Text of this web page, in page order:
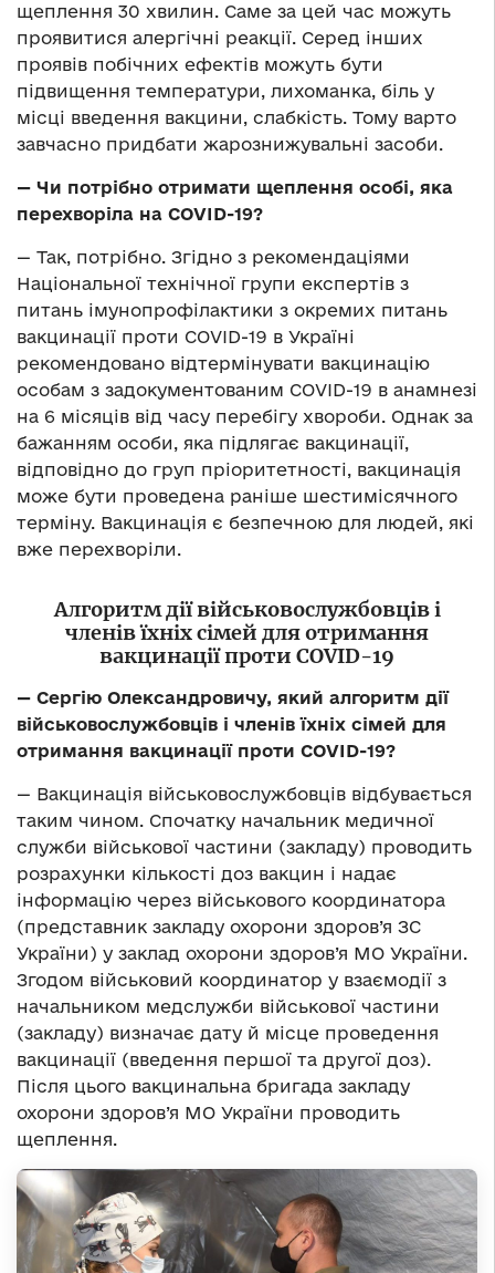
щеплення 30 хвилин. Саме за цей час можуть
проявитися алергічні реакції. Серед інших
проявів побічних ефектів можуть бути
підвищення температури, лихоманка, біль у
місці введення вакцини, слабкість. Тому варто
завчасно придбати жарознижувальні засоби.
— Чи потрібно отримати щеплення особі, яка
перехворіла на COVID-19?
— Так, потрібно. Згідно з рекомендаціями
Національної технічної групи експертів з
питань імунопрофілактики з окремих питань
вакцинації проти COVID-19 в Україні
рекомендовано відтермінувати вакцинацію
особам з задокументованим COVID-19 в анамнезі
на 6 місяців від часу перебігу хвороби. Однак за
бажанням особи, яка підлягає вакцинації,
відповідно до груп пріоритетності, вакцинація
може бути проведена раніше шестимісячного
терміну. Вакцинація є безпечною для людей, які
вже перехворіли.
Алгоритм дії військовослужбовців і
членів їхніх сімей для отримання
вакцинації проти COVID-19
— Сергію Олександровичу, який алгоритм дії
військовослужбовців і членів їхніх сімей для
отримання вакцинації проти COVID-19?
— Вакцинація військовослужбовців відбувається
таким чином. Спочатку начальник медичної
служби військової частини (закладу) проводить
розрахунки кількості доз вакцин і надає
інформацію через військового координатора
(представник закладу охорони здоров’я ЗС
України) у заклад охорони здоров’я МО України.
Згодом військовий координатор у взаємодії з
начальником медслужби військової частини
(закладу) визначає дату й місце проведення
вакцинації (введення першої та другої доз).
Після цього вакцинальна бригада закладу
охорони здоров’я МО України проводить
щеплення.